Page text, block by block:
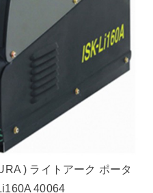
) ライトアーク ポータ
40064